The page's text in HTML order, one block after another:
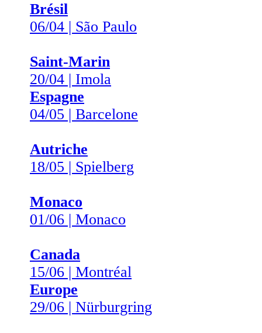
Brésil
06/04 | São Paulo
Saint-Marin
20/04 | Imola
Espagne
04/05 | Barcelone
Autriche
18/05 | Spielberg
Monaco
01/06 | Monaco
Canada
15/06 | Montréal
Europe
29/06 | Nürburgring